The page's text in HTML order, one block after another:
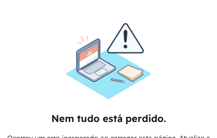
Nem tudo está perdido.